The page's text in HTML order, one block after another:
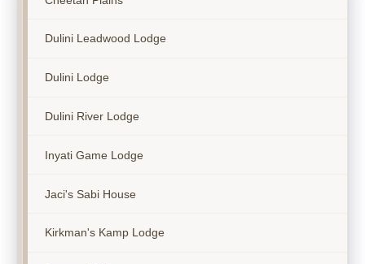
Dulini Leadwood Lodge
Dulini Lodge
Dulini River Lodge
Inyati Game Lodge
Jaci's Sabi House
Kirkman's Kamp Lodge